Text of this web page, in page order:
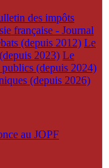
des impôts
française - Journal
(depuis 2012) Le
2023) Le
(depuis 2024)
(depuis 2026)
au JOPF